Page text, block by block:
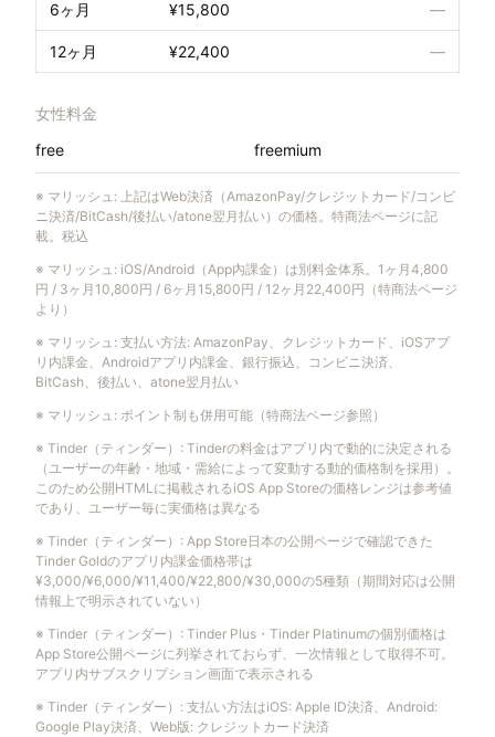
6ヶ月 ¥15,800 —
12ヶ月 ¥22,400 —
女性料金
free
freemium
※ マリッシュ : 上記はWeb決済（AmazonPay/クレジットカード/コンビ
ニ決済/BitCash/後払い/atone翌月払い）の価格。特商法ページに記
載。税込
※ マリッシュ : iOS/Android（App内課金）は別料金体系。1ヶ月4,800
円 / 3ヶ月10,800円 / 6ヶ月15,800円 / 12ヶ月22,400円（特商法ページ
より）
※ マリッシュ : 支払い方法: AmazonPay、クレジットカード、iOSアプ
リ内課金、Androidアプリ内課金、銀行振込、コンビニ決済、
BitCash、後払い、atone翌月払い
※ マリッシュ : ポイント制も併用可能（特商法ページ参照）
※ Tinder（ティンダー） : Tinderの料金はアプリ内で動的に決定される
（ユーザーの年齢・地域・需給によって変動する動的価格制を採用）。
このため公開HTMLに掲載されるiOS App Storeの価格レンジは参考値
であり、ユーザー毎に実価格は異なる
※ Tinder（ティンダー） : App Store日本の公開ページで確認できた
Tinder Goldのアプリ内課金価格帯は
¥3,000/¥6,000/¥11,400/¥22,800/¥30,000の5種類（期間対応は公開
情報上で明示されていない）
※ Tinder（ティンダー） : Tinder Plus・Tinder Platinumの個別価格は
App Store公開ページに列挙されておらず、一次情報として取得不可。
アプリ内サブスクリプション画面で表示される
※ Tinder（ティンダー） : 支払い方法はiOS: Apple ID決済、Android:
Google Play決済、Web版: クレジットカード決済